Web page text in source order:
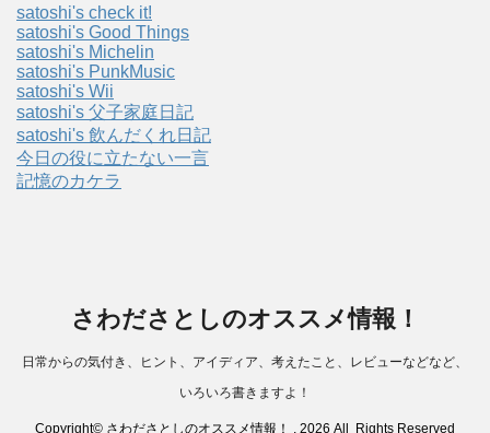
satoshi's check it!
satoshi's Good Things
satoshi's Michelin
satoshi's PunkMusic
satoshi's Wii
satoshi's 父子家庭日記
satoshi's 飲んだくれ日記
今日の役に立たない一言
記憶のカケラ
さわださとしのオススメ情報！
日常からの気付き、ヒント、アイディア、考えたこと、レビューなどなど、
いろいろ書きますよ！
Copyright© さわださとしのオススメ情報！ , 2026 All Rights Reserved